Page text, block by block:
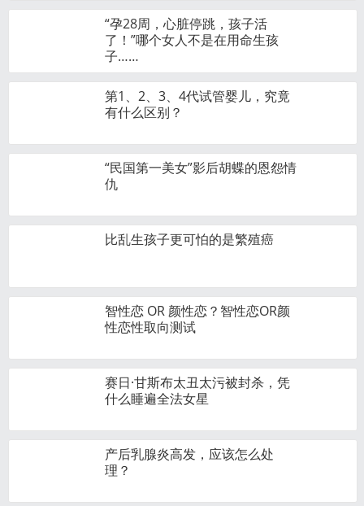
“孕28周，心脏停跳，孩子活
了！”哪个女人不是在用命生孩
子……
第1、2、3、4代试管婴儿，究竟
有什么区别？
“民国第一美女”影后胡蝶的恩怨情
仇
比乱生孩子更可怕的是繁殖癌
智性恋 OR 颜性恋？智性恋OR颜
性恋性取向测试
赛日·甘斯布太丑太污被封杀，凭
什么睡遍全法女星
产后乳腺炎高发，应该怎么处
理？